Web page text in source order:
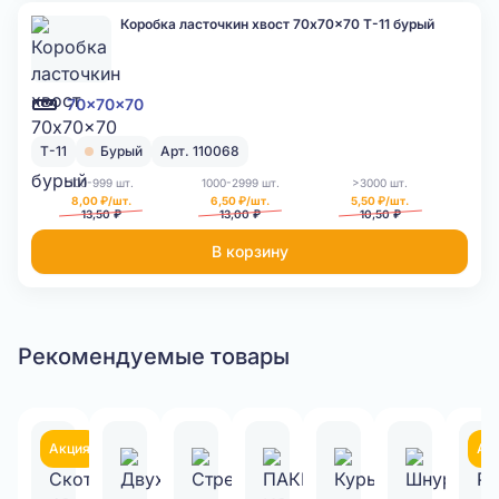
70x70x70
Коробка ласточкин хвост 70x70x70 Т-11 бурый
Т-11 Бурый Арт. 110068
100-999 шт.
8,00 ₽/шт.
13,50 ₽
1000-2999 шт.
6,50 ₽/шт.
13,00 ₽
>3000 шт.
5,50 ₽/шт.
10,50 ₽
В корзину
Рекомендуемые товары
Акция